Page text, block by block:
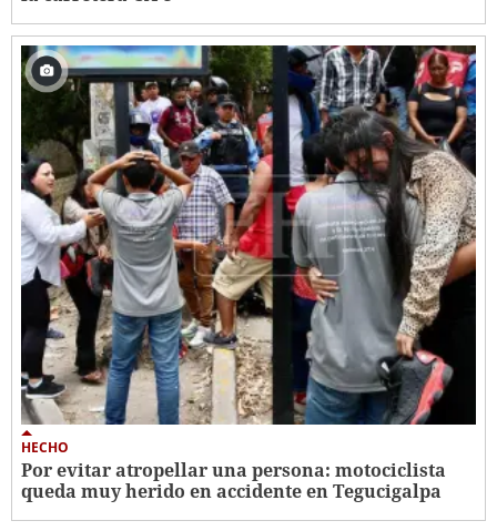
HECHO
Por evitar atropellar una persona: motociclista
queda muy herido en accidente en Tegucigalpa